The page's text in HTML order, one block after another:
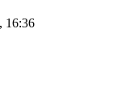
16:36